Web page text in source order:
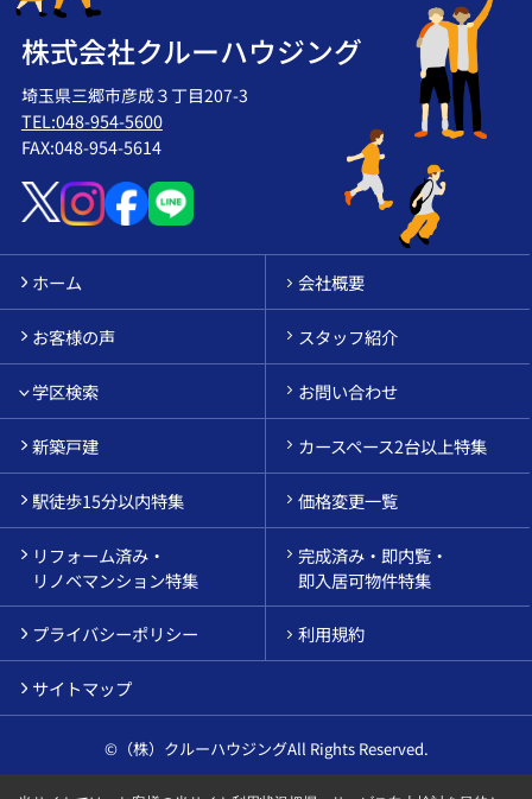
株式会社クルーハウジング
埼玉県三郷市彦成３丁目207-3
TEL:048-954-5600
FAX:048-954-5614
ホーム 会社概要
お客様の声 スタッフ紹介
学区検索 お問い合わせ
新築戸建 カースペース2台以上特集
駅徒歩15分以内特集 価格変更一覧
リフォーム済み・
リノベマンション特集
完成済み・即内覧・
即入居可物件特集
プライバシーポリシー 利用規約
サイトマップ
©（株）クルーハウジングAll Rights Reserved.